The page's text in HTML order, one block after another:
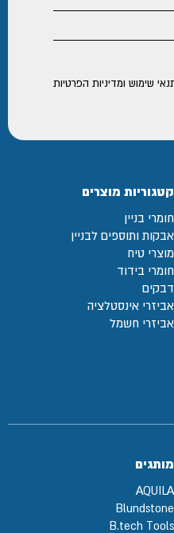
שימוש ומדיניות הפרטיות
קטגוריות מוצרים
חומרי בניין
אבקות ותוספים לבניין
מוצרי טיח
חומרי בידוד
דבקים
אביזרי אינסטלציה
אביזרי חשמל
מותגים
AQUILA
Blundstone
B.tech Tools